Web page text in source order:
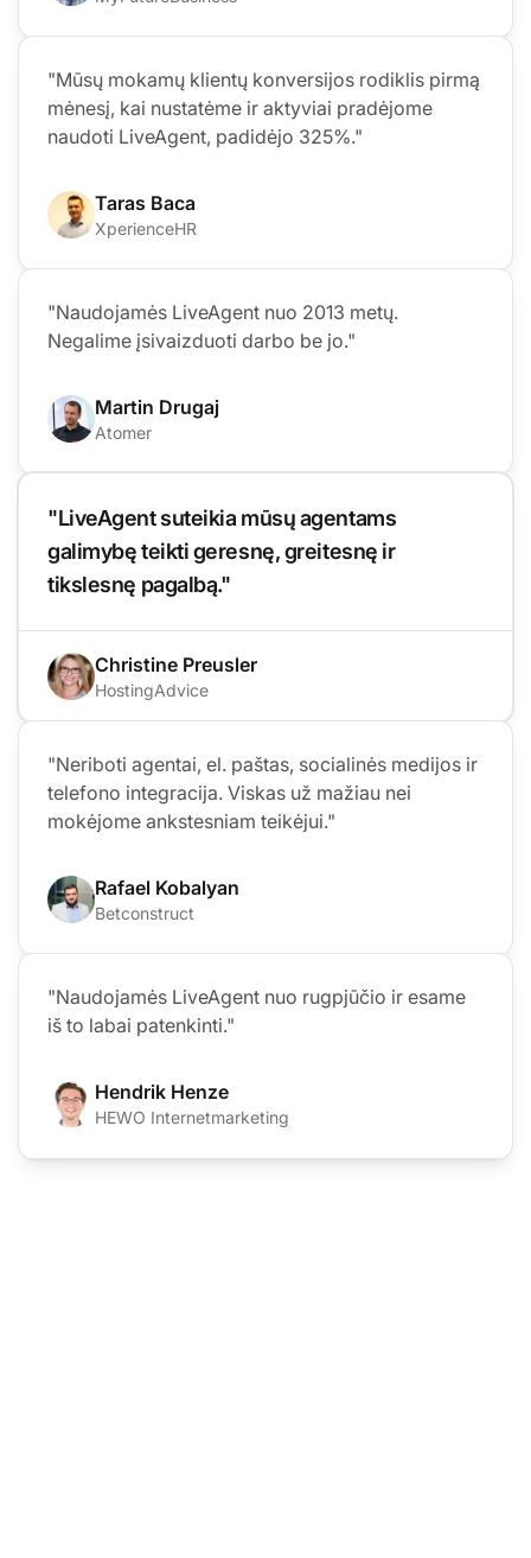
"Mūsų mokamų klientų konversijos rodiklis pirmą
mėnesį, kai nustatėme ir aktyviai pradėjome
naudoti LiveAgent, padidėjo 325%."
Taras Baca
XperienceHR
"Naudojamės LiveAgent nuo 2013 metų.
Negalime įsivaizduoti darbo be jo."
Martin Drugaj
Atomer
"LiveAgent suteikia mūsų agentams
galimybę teikti geresnę, greitesnę ir
tikslesnę pagalbą."
Christine Preusler
HostingAdvice
"Neriboti agentai, el. paštas, socialinės medijos ir
telefono integracija. Viskas už mažiau nei
mokėjome ankstesniam teikėjui."
Rafael Kobalyan
Betconstruct
"Naudojamės LiveAgent nuo rugpjūčio ir esame
iš to labai patenkinti."
Hendrik Henze
HEWO Internetmarketing